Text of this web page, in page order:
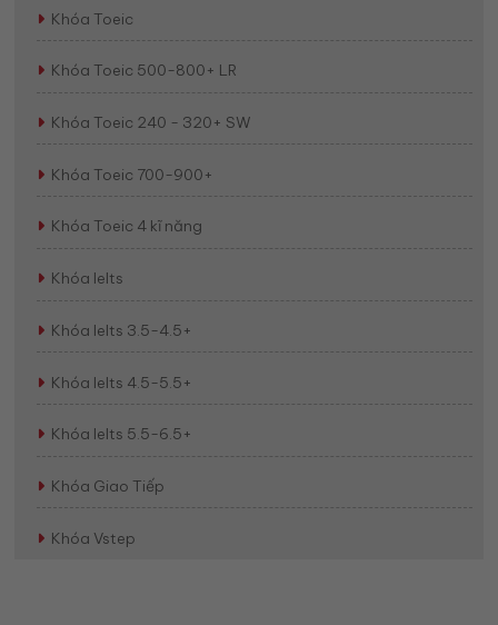
Khóa Toeic
Khóa Toeic 500-800+ LR
Khóa Toeic 240 - 320+ SW
Khóa Toeic 700-900+
Khóa Toeic 4 kĩ năng
Khóa Ielts
Khóa Ielts 3.5-4.5+
Khóa Ielts 4.5-5.5+
Khóa Ielts 5.5-6.5+
Khóa Giao Tiếp
Khóa Vstep